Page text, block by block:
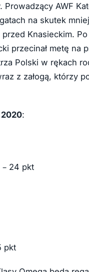
AWF
na skutek
Knasieckim.
przecinał metę na
Polski w rękach
z załogą, którzy
:
– 24 pkt
pkt